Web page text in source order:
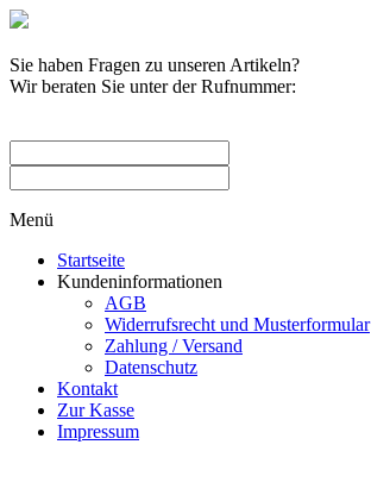
Sie haben Fragen zu unseren Artikeln?
Wir beraten Sie unter der Rufnummer:
Menü
Startseite
Kundeninformationen
AGB
Widerrufsrecht und Musterformular
Zahlung / Versand
Datenschutz
Kontakt
Zur Kasse
Impressum